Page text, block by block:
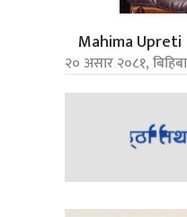
Mahima Upreti
२० असार २०८१,